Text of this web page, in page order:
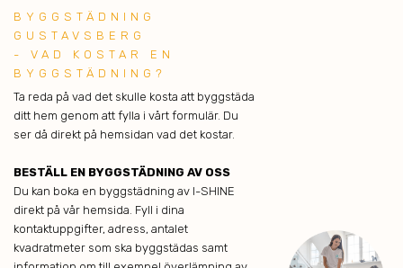
BYGGSTÄDNING
GUSTAVSBERG
- VAD KOSTAR EN
BYGGSTÄDNING?
Ta reda på vad det skulle kosta att byggstäda
ditt hem genom att fylla i vårt formulär. Du
ser då direkt på hemsidan vad det kostar.
BESTÄLL EN BYGGSTÄDNING AV OSS
Du kan boka en byggstädning av I-SHINE
direkt på vår hemsida. Fyll i dina
kontaktuppgifter, adress, antalet
kvadratmeter som ska byggstädas samt